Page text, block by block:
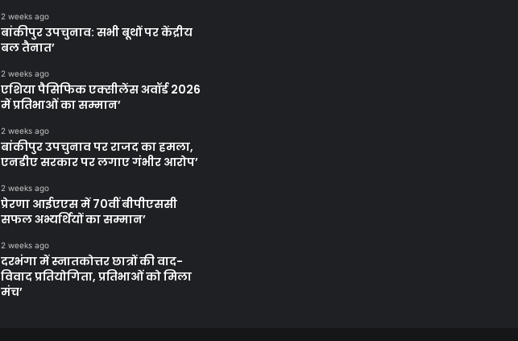
2 weeks ago
बांकीपुर उपचुनाव: सभी बूथों पर केंद्रीय
बल तैनात’
2 weeks ago
एशिया पैसिफिक एक्सीलेंस अवॉर्ड 2026
में प्रतिभाओं का सम्मान’
2 weeks ago
बांकीपुर उपचुनाव पर राजद का हमला,
एनडीए सरकार पर लगाए गंभीर आरोप’
2 weeks ago
प्रेरणा आईएएस में 70वीं बीपीएससी
सफल अभ्यर्थियों का सम्मान’
2 weeks ago
दरभंगा में स्नातकोत्तर छात्रों की वाद-
विवाद प्रतियोगिता, प्रतिभाओं को मिला
मंच’